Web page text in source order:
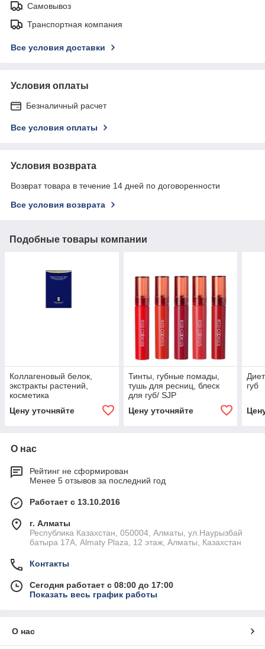
Самовывоз
Транспортная компания
Все условия доставки
Условия оплаты
Безналичный расчет
Все условия оплаты
Условия возврата
Возврат товара в течение 14 дней по договоренности
Все условия возврата
Подобные товары компании
Коллагеновый белок,
экстракты растений,
косметика
Цену уточняйте
Тинты, губные помады,
тушь для ресниц, блеск
для губ/ SJP
Цену уточняйте
губ
О нас
Рейтинг не сформирован
Менее 5 отзывов за последний год
Работает с 13.10.2016
г. Алматы
Республика Казахстан, 050004, Алматы, ул.Наурызбай
батыра 17А, Almaty Plaza, 12 этаж, Алматы, Казахстан
Контакты
Сегодня работает с 08:00 до 17:00
Показать весь график работы
О нас